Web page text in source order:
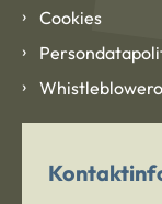
Cookies